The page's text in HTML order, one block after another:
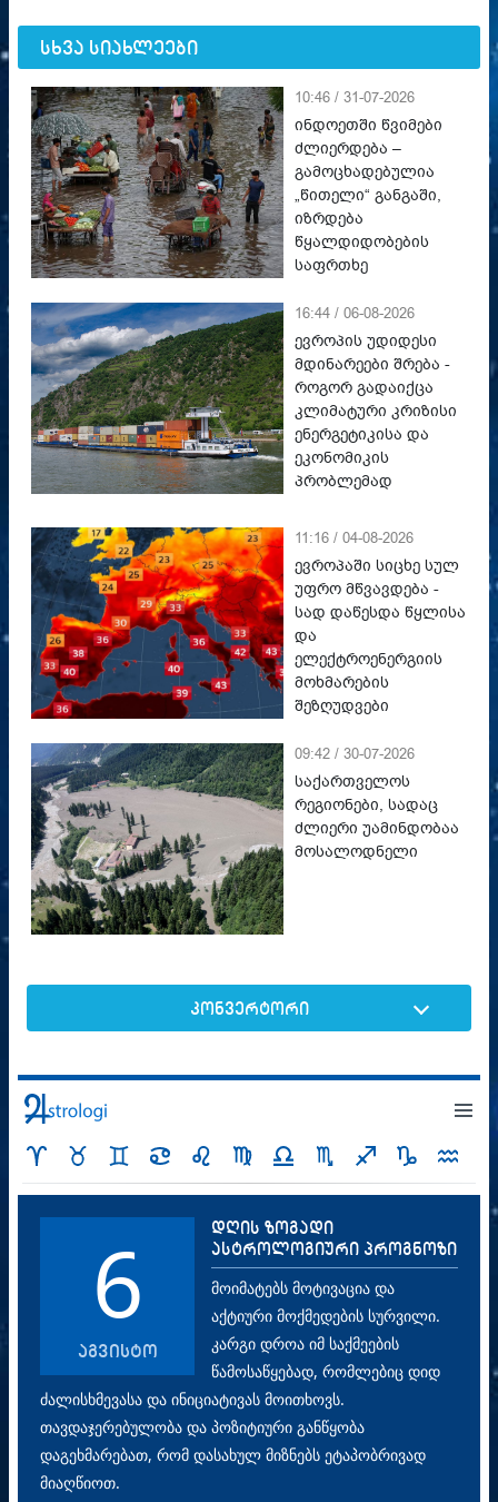
სხვა სიახლეები
10:46 / 31-07-2026
ინდოეთში წვიმები
ძლიერდება –
გამოცხადებულია
„წითელი“ განგაში,
იზრდება
წყალდიდობების
საფრთხე
16:44 / 06-08-2026
ევროპის უდიდესი
მდინარეები შრება -
როგორ გადაიქცა
კლიმატური კრიზისი
ენერგეტიკისა და
ეკონომიკის
პრობლემად
11:16 / 04-08-2026
ევროპაში სიცხე სულ
უფრო მწვავდება -
სად დაწესდა წყლისა
და
ელექტროენერგიის
მოხმარების
შეზღუდვები
09:42 / 30-07-2026
საქართველოს
რეგიონები, სადაც
ძლიერი უამინდობაა
მოსალოდნელი
კონვერტორი
6
აგვისტო
დღის ზოგადი
ასტროლოგიური პროგნოზი
მოიმატებს მოტივაცია და
აქტიური მოქმედების სურვილი.
კარგი დროა იმ საქმეების
წამოსაწყებად, რომლებიც დიდ
ძალისხმევასა და ინიციატივას მოითხოვს.
თავდაჯერებულობა და პოზიტიური განწყობა
დაგეხმარებათ, რომ დასახულ მიზნებს ეტაპობრივად
მიაღწიოთ.